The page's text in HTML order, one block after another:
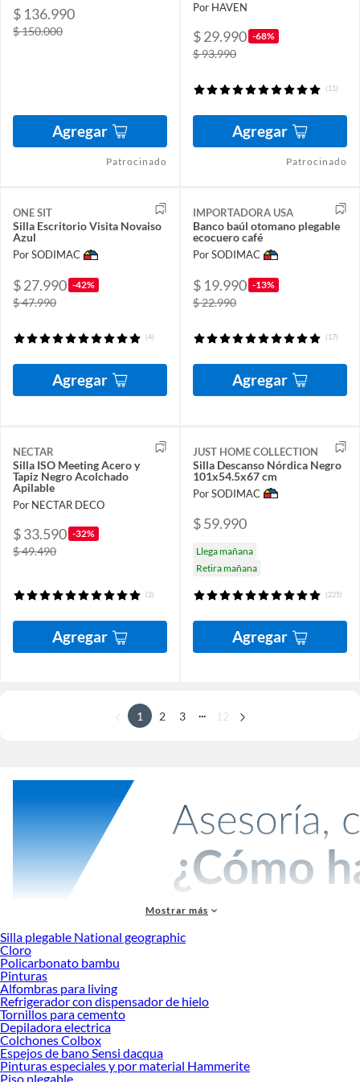
$ 136.990
$ 150.000
Agregar
Patrocinado
Por HAVEN
$ 29.990 -68%
$ 93.990
(11)
Agregar
Patrocinado
ONE SIT
Silla Escritorio Visita Novaiso
Azul
Por SODIMAC
$ 27.990 -42%
$ 47.990
(4)
Agregar
IMPORTADORA USA
Banco baúl otomano plegable
ecocuero café
Por SODIMAC
$ 19.990 -13%
$ 22.990
(17)
Agregar
NECTAR
Silla ISO Meeting Acero y
Tapiz Negro Acolchado
Apilable
Por NECTAR DECO
$ 33.590 -32%
$ 49.490
(2)
Agregar
JUST HOME COLLECTION
Silla Descanso Nórdica Negro
101x54.5x67 cm
Por SODIMAC
$ 59.990
Llega mañana
Retira mañana
(225)
Agregar
1 2 3 12
Tocadores
Veladores
Respaldos
Set muebles de dormitorio
Dormitorio
Muebles de dormitorio
Vitrinas
Organizadores de cocina
Mostrar más
Silla plegable National geographic
Cloro
Policarbonato bambu
Pinturas
Alfombras para living
Refrigerador con dispensador de hielo
Tornillos para cemento
Depiladora electrica
Colchones Colbox
Espejos de bano Sensi dacqua
Pinturas especiales y por material Hammerite
Piso plegable